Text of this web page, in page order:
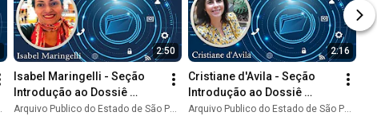
2:50
Isabel Maringelli - Seção
Introdução ao Dossiê
#RevistaDoArquivo nº 10 -
Arquivo Publico do Estado de São Paulo
2:16
Cristiane d'Avila - Seção
Introdução ao Dossiê
#RevistaDoArquivo nº 10 -
Arquivo Publico do Estado de São Paulo